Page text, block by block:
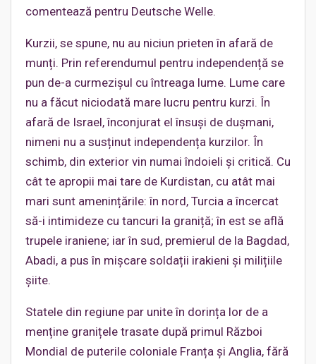
comentează pentru Deutsche Welle.
Kurzii, se spune, nu au niciun prieten în afară de
munți. Prin referendumul pentru independență se
pun de-a curmezișul cu întreaga lume. Lume care
nu a făcut niciodată mare lucru pentru kurzi. În
afară de Israel, înconjurat el însuși de dușmani,
nimeni nu a susținut independența kurzilor. În
schimb, din exterior vin numai îndoieli și critică. Cu
cât te apropii mai tare de Kurdistan, cu atât mai
mari sunt amenințările: în nord, Turcia a încercat
să-i intimideze cu tancuri la graniță; în est se află
trupele iraniene; iar în sud, premierul de la Bagdad,
Abadi, a pus în mișcare soldații irakieni și milițiile
șiite.
Statele din regiune par unite în dorința lor de a
menține granițele trasate după primul Război
Mondial de puterile coloniale Franța și Anglia, fără